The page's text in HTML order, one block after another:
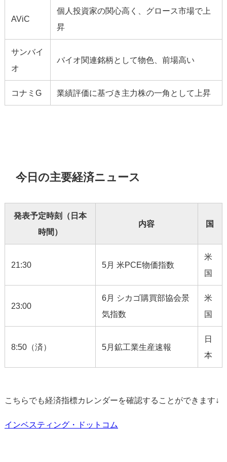
AViC
個人投資家の関心高く、グロース市場で上
昇
サンバイ
オ
バイオ関連銘柄として物色、前場高い
コナミG 業績評価に基づき主力株の一角として上昇
今日の主要経済ニュース
発表予定時刻（日本
時間）
内容 国
21:30 5月 米PCE物価指数
米
国
23:00
6月 シカゴ購買部協会景
気指数
米
国
8:50（済） 5月鉱工業生産速報
日
本
こちらでも経済指標カレンダーを確認することができます↓
インベスティング・ドットコム